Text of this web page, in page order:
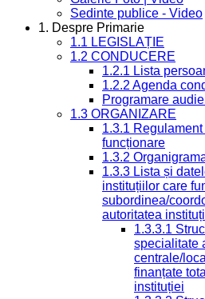
Sedinte publice - Video
1. Despre Primarie
1.1 LEGISLAȚIE
1.2 CONDUCERE
1.2.1 Lista
1.2.2 Agenda
Programare
1.3 ORGANIZARE
1.3.1
funcționare
1.3.2
1.3.3 Lista și
instituțiilor care
subordinea/
autoritatea
1.3.3.1
specialitate
centrale/
finanțate
instituției